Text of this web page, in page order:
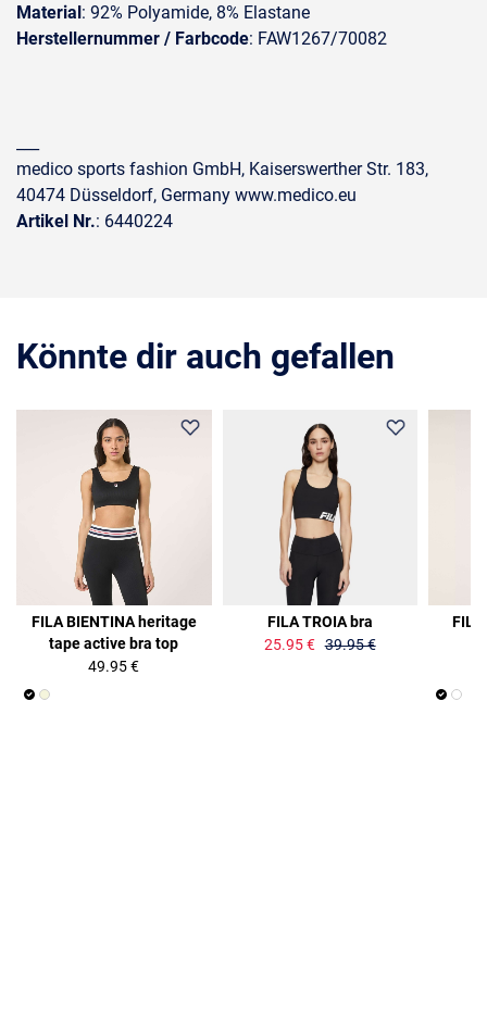
Material: 92% Polyamide, 8% Elastane
Herstellernummer / Farbcode: FAW1267/70082
medico sports fashion GmbH, Kaiserswerther Str. 183,
40474 Düsseldorf, Germany www.medico.eu
Artikel Nr.: 6440224
Könnte dir auch gefallen
FILA BIENTINA heritage
tape active bra top
49.95 €
FILA TROIA bra
25.95 € 39.95 €
FILA